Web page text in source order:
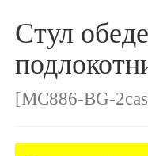
Стул
[MC886-BG-